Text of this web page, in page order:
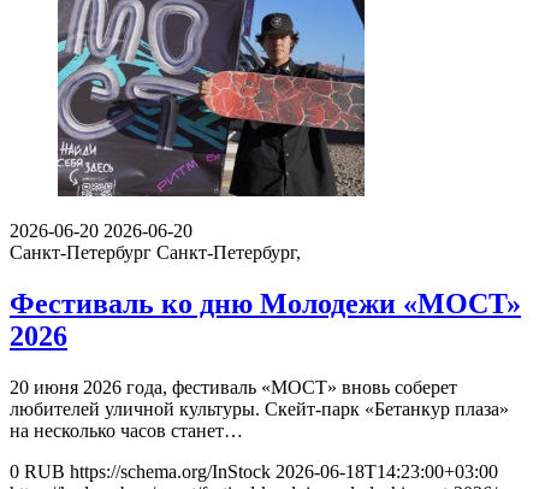
2026-06-20 2026-06-20
Санкт-Петербург Санкт-Петербург,
Фестиваль ко дню Молодежи «МОСТ»
2026
20 июня 2026 года, фестиваль «МОСТ» вновь соберет
любителей уличной культуры. Скейт-парк «Бетанкур плаза»
на несколько часов станет…
0 RUB https://schema.org/InStock 2026-06-18T14:23:00+03:00